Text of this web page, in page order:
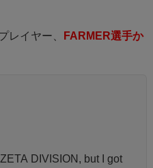
レイヤー、
FARMER選手か
DIVISION, but I got